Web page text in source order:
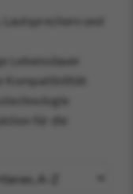
und
Lebensdauer
Kompatibilität
für die